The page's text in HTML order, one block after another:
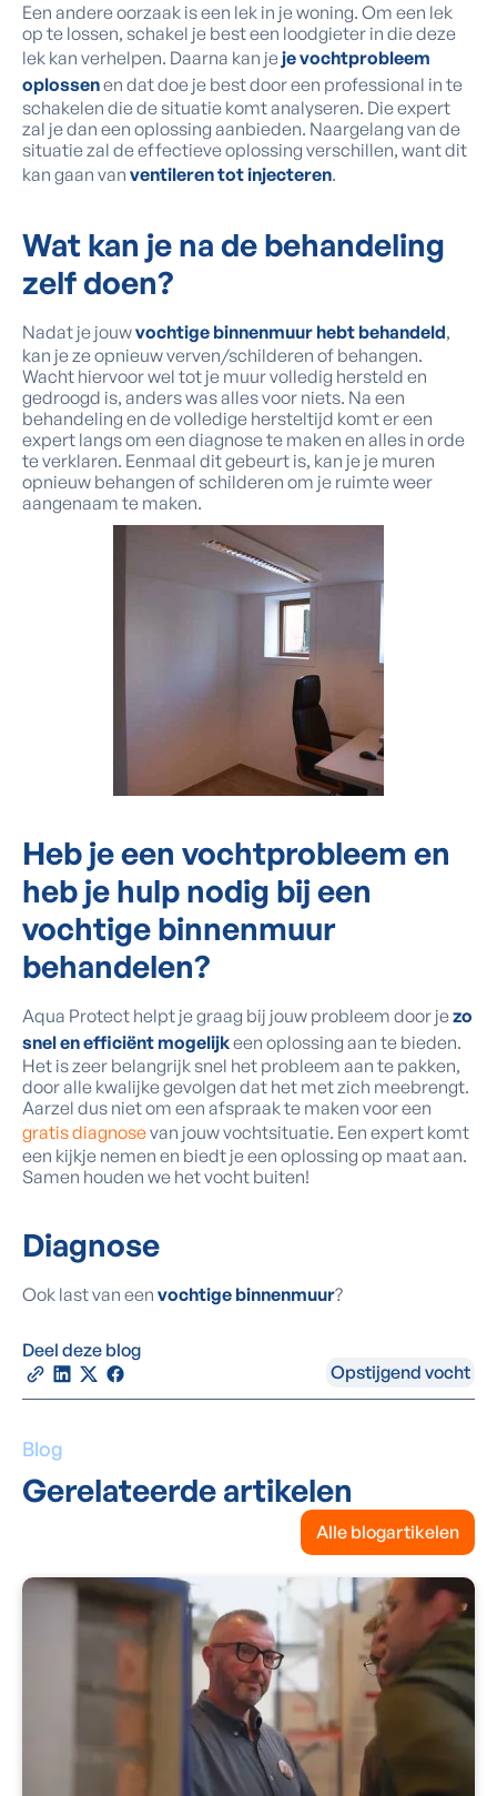
Een andere oorzaak is een lek in je woning. Om een lek
op te lossen, schakel je best een loodgieter in die deze
lek kan verhelpen. Daarna kan jeje vochtprobleem
oplossenen dat doe je best door een professional in te
schakelen die de situatie komt analyseren. Die expert
zal je dan een oplossing aanbieden. Naargelang van de
situatie zal de effectieve oplossing verschillen, want dit
kan gaan van ventileren tot injecteren.
Wat kan je na de behandeling
zelf doen?
Nadat je jouwvochtige binnenmuur hebt behandeld,
kan je ze opnieuw verven/schilderen of behangen.
Wacht hiervoor wel tot je muur volledig hersteld en
gedroogd is, anders was alles voor niets. Na een
behandeling en de volledige hersteltijd komt er een
expert langs om een diagnose te maken en alles in orde
te verklaren. Eenmaal dit gebeurt is, kan je je muren
opnieuw behangen of schilderen om je ruimte weer
aangenaam te maken.
Heb je een vochtprobleem en
heb je hulp nodig bij een
vochtige binnenmuur
behandelen?
Aqua Protect helpt je graag bij jouw probleem door jezo
snel en efficiënt mogelijkeen oplossing aan te bieden.
Het is zeer belangrijk snel het probleem aan te pakken,
door alle kwalijke gevolgen dat het met zich meebrengt.
Aarzel dus niet om een afspraak te maken voor een
gratis diagnosevan jouw vochtsituatie. Een expert komt
een kijkje nemen en biedt je een oplossing op maat aan.
Samen houden we het vocht buiten!
Diagnose
Ook last van een vochtige binnenmuur?
Deel deze blog
Opstijgend vocht
Blog
Gerelateerde artikelen
Alle blogartikelen